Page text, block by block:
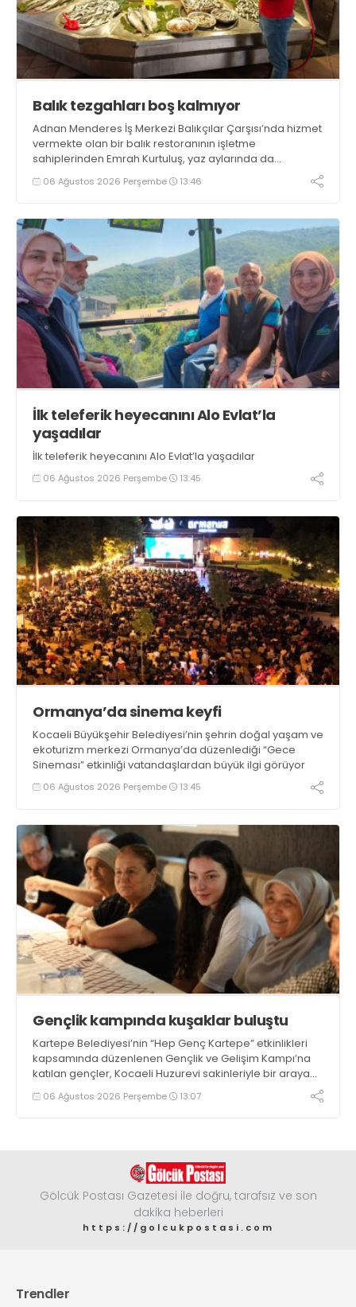
Balık tezgahları boş kalmıyor
Adnan Menderes İş Merkezi Balıkçılar Çarşısı’nda hizmet
vermekte olan bir balık restoranının işletme
sahiplerinden Emrah Kurtuluş, yaz aylarında da
tezgahlarda taze balık bulunduğunu ifade ederek “Yıl
boyunca tezgahlarda taze balık bulmak mümkün
06 Ağustos 2026 Perşembe 13:46
İlk teleferik heyecanını Alo Evlat’la
yaşadılar
İlk teleferik heyecanını Alo Evlat’la yaşadılar
06 Ağustos 2026 Perşembe 13:45
Ormanya’da sinema keyfi
Kocaeli Büyükşehir Belediyesi’nin şehrin doğal yaşam ve
ekoturizm merkezi Ormanya’da düzenlediği “Gece
Sineması” etkinliği vatandaşlardan büyük ilgi görüyor
06 Ağustos 2026 Perşembe 13:45
Gençlik kampında kuşaklar buluştu
Kartepe Belediyesi’nin “Hep Genç Kartepe” etkinlikleri
kapsamında düzenlenen Gençlik ve Gelişim Kampı’na
katılan gençler, Kocaeli Huzurevi sakinleriyle bir araya
geldi06 Ağustos 2026 Perşembe 13:07
Gölcük Postası Gazetesi ile doğru, tarafsız ve son
dakika heberleri
https://golcukpostasi.com
Trendler